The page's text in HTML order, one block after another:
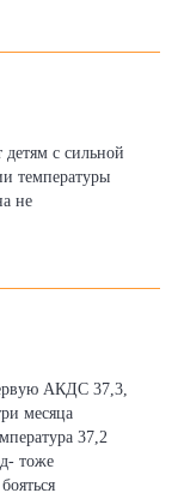
с сильной
температуры
не
АКДС 37,3,
месяца
37,2
тоже